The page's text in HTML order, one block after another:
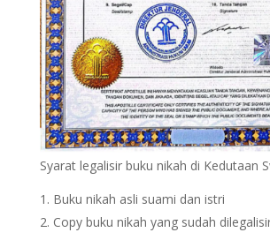
Syarat legalisir buku nikah di Kedutaan
Buku nikah asli suami dan istri
Copy buku nikah yang sudah